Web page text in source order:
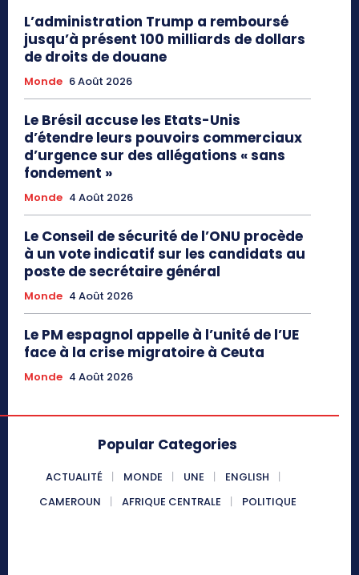
L’administration Trump a remboursé
jusqu’à présent 100 milliards de dollars
de droits de douane
Monde 6 Août 2026
Le Brésil accuse les Etats-Unis
d’étendre leurs pouvoirs commerciaux
d’urgence sur des allégations « sans
fondement »
Monde 4 Août 2026
Le Conseil de sécurité de l’ONU procède
à un vote indicatif sur les candidats au
poste de secrétaire général
Monde 4 Août 2026
Le PM espagnol appelle à l’unité de l’UE
face à la crise migratoire à Ceuta
Monde 4 Août 2026
Popular Categories
ACTUALITÉ MONDE UNE
ENGLISH
CAMEROUN
AFRIQUE CENTRALE POLITIQUE